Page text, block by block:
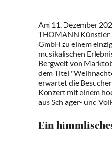
Am 11. Dezember
THOMANN Künstler
GmbH zu einem
musikalischen
Bergwelt von
dem Titel
erwartet die
Konzert mit einem
aus Schlager- und
Ein